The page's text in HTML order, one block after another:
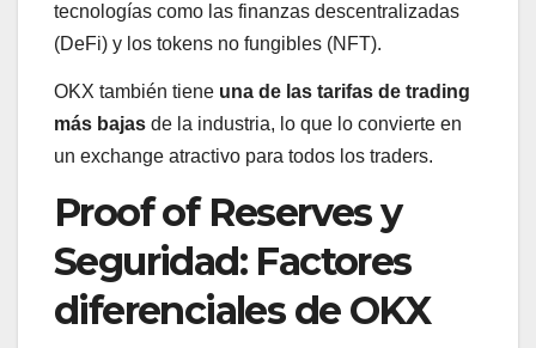
tecnologías como las finanzas descentralizadas
(DeFi) y los tokens no fungibles (NFT).
OKX también tiene una de las tarifas de trading
más bajas de la industria, lo que lo convierte en
un exchange atractivo para todos los traders.
Proof of Reserves y
Seguridad: Factores
diferenciales de OKX